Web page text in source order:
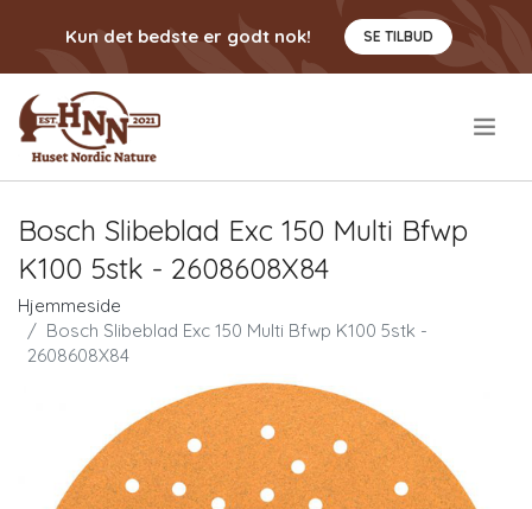
Kun det bedste er godt nok! SE TILBUD
Bosch Slibeblad Exc 150 Multi Bfwp
K100 5stk - 2608608X84
Hjemmeside
Bosch Slibeblad Exc 150 Multi Bfwp K100 5stk -
2608608X84